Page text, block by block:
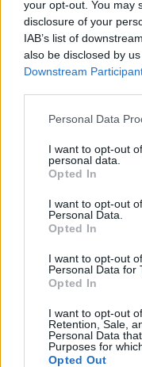
your opt-out. You may
disclosure of your
IAB’s list of
also be disclosed by
Downstream
Personal Data
I want to opt-out
personal data.
Opted In
I want to opt-out
Personal Data.
Opted In
I want to opt-out
Personal Data for
Opted In
I want to opt-out
Retention, Sale,
Personal Data
Purposes for
Opted Out